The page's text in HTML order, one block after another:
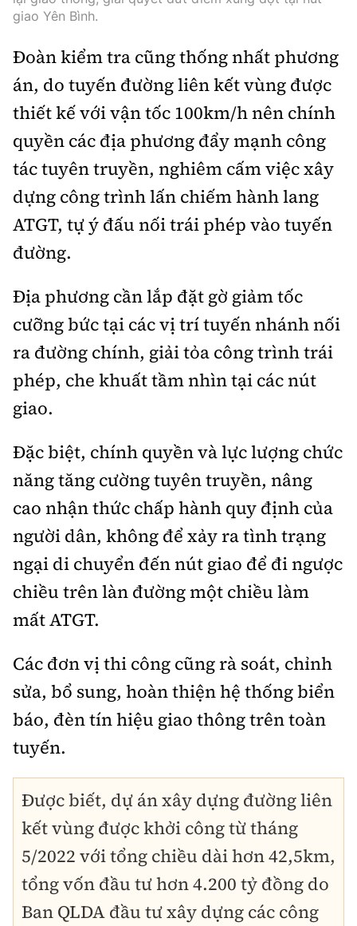
giao Yên Bình.
Đoàn kiểm tra cũng thống nhất phương
án, do tuyến đường liên kết vùng được
thiết kế với vận tốc 100km/h nên chính
quyền các địa phương đẩy mạnh công
tác tuyên truyền, nghiêm cấm việc xây
dựng công trình lấn chiếm hành lang
ATGT, tự ý đấu nối trái phép vào tuyến
đường.
Địa phương cần lắp đặt gờ giảm tốc
cưỡng bức tại các vị trí tuyến nhánh nối
ra đường chính, giải tỏa công trình trái
phép, che khuất tầm nhìn tại các nút
giao.
Đặc biệt, chính quyền và lực lượng chức
năng tăng cường tuyên truyền, nâng
cao nhận thức chấp hành quy định của
người dân, không để xảy ra tình trạng
ngại di chuyển đến nút giao để đi ngược
chiều trên làn đường một chiều làm
mất ATGT.
Các đơn vị thi công cũng rà soát, chỉnh
sửa, bổ sung, hoàn thiện hệ thống biển
báo, đèn tín hiệu giao thông trên toàn
tuyến.
Được biết, dự án xây dựng đường liên
kết vùng được khởi công từ tháng
5/2022 với tổng chiều dài hơn 42,5km,
tổng vốn đầu tư hơn 4.200 tỷ đồng do
Ban QLDA đầu tư xây dựng các công